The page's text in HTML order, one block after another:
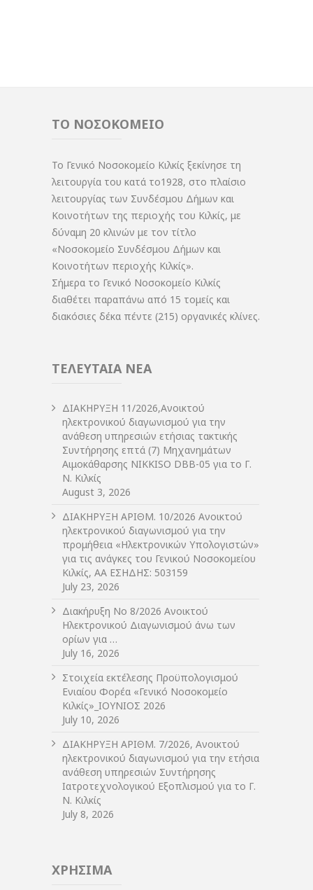
ΤΟ ΝΟΣΟΚΟΜΕΙΟ
Το Γενικό Νοσοκομείο Κιλκίς ξεκίνησε τη
λειτουργία του κατά το1928, στο πλαίσιο
λειτουργίας των Συνδέσμου Δήμων και
Κοινοτήτων της περιοχής του Κιλκίς, με
δύναμη 20 κλινών με τον τίτλο
«Νοσοκομείο Συνδέσμου Δήμων και
Κοινοτήτων περιοχής Κιλκίς».
Σήμερα το Γενικό Νοσοκομείο Κιλκίς
διαθέτει παραπάνω από 15 τομείς και
διακόσιες δέκα πέντε (215) οργανικές κλίνες.
ΤΕΛΕΥΤΑΙΑ ΝΕΑ
ΔIΑΚΗΡΥΞΗ 11/2026,Ανοικτού
ηλεκτρονικού διαγωνισμού για την
ανάθεση υπηρεσιών ετήσιας τακτικής
Συντήρησης επτά (7) Μηχανημάτων
Αιμοκάθαρσης NIKKISO DBB-05 για το Γ.
Ν. Κιλκίς
August 3, 2026
ΔIΑΚΗΡΥΞΗ ΑΡIΘΜ. 10/2026 Ανοικτού
ηλεκτρονικού διαγωνισμού για την
προμήθεια «Ηλεκτρονικών Υπολογιστών»
για τις ανάγκες του Γενικού Νοσοκομείου
Κιλκίς, ΑΑ ΕΣΗΔΗΣ: 503159
July 23, 2026
Διακήρυξη Νο 8/2026 Ανοικτού
Ηλεκτρονικού Διαγωνισμού άνω των
ορίων για …
July 16, 2026
Στοιχεία εκτέλεσης Προϋπολογισμού
Ενιαίου Φορέα «Γενικό Νοσοκομείο
Κιλκίς»_ΙΟΥΝΙΟΣ 2026
July 10, 2026
ΔIΑΚΗΡΥΞΗ ΑΡIΘΜ. 7/2026, Ανοικτού
ηλεκτρονικού διαγωνισμού για την ετήσια
ανάθεση υπηρεσιών Συντήρησης
Ιατροτεχνολογικού Εξοπλισμού για το Γ.
Ν. Κιλκίς
July 8, 2026
ΧΡΗΣΙΜΑ